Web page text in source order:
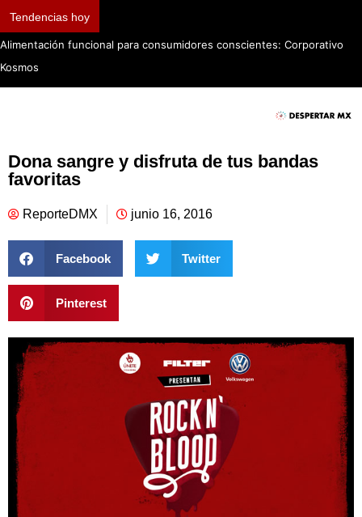
Tendencias hoy
Alimentación funcional para consumidores conscientes: Corporativo
Kosmos
Dona sangre y disfruta de tus bandas
favoritas
ReporteDMX junio 16, 2016
Facebook Twitter
Pinterest